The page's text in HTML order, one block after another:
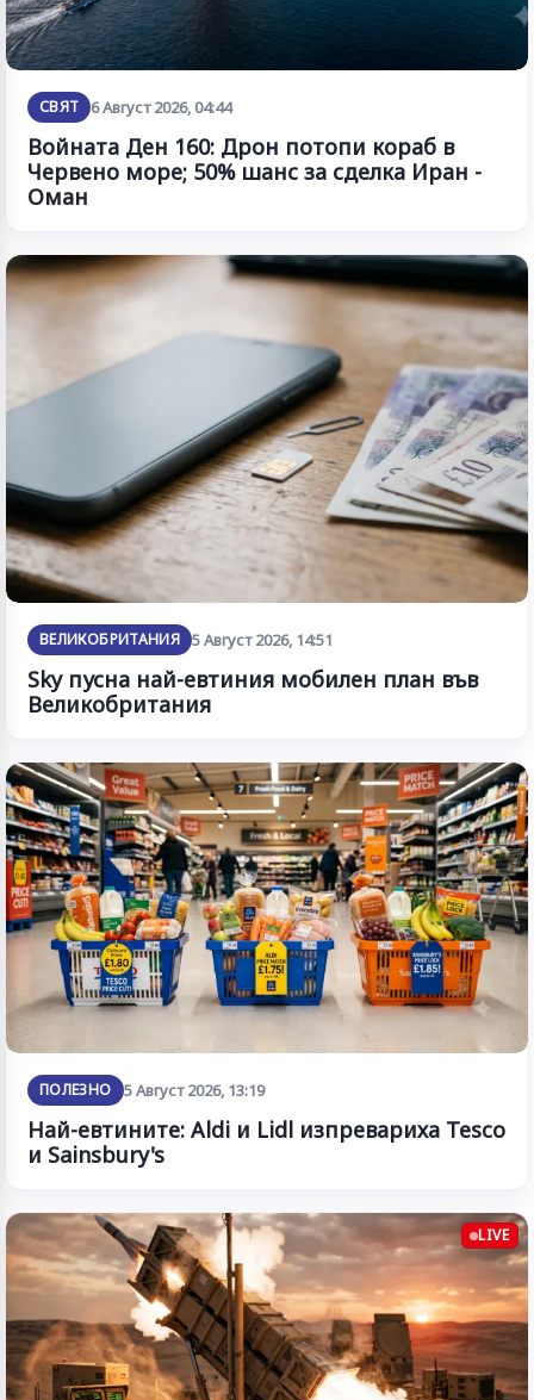
СВЯТ 6 Август 2026, 04:44
Войната Ден 160: Дрон потопи кораб в
Червено море; 50% шанс за сделка Иран -
Оман
ВЕЛИКОБРИТАНИЯ 5 Август 2026, 14:51
Sky пусна най-евтиния мобилен план във
Великобритания
ПОЛЕЗНО 5 Август 2026, 13:19
Най-евтините: Aldi и Lidl изпревариха Tesco
и Sainsbury's
LIVE